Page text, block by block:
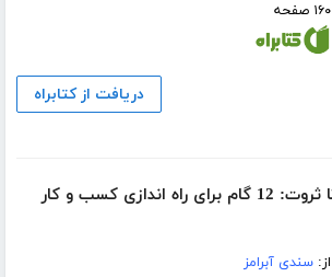
۱۶۰ صفحه
دریافت از کتابراه
دانلود کتاب از ایده تا ثروت: 12 گام برای راه اندازی کسب و کار
از:سندی آبرامز